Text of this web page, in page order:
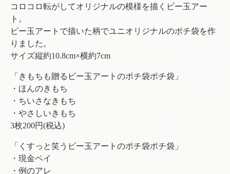
コロコロ転がしてオリジナルの模様を描くビー玉アー
ト。
ビー玉アートで描いた柄でユニオリジナルのポチ袋を作
りました。
サイズ縦約10.8cm×横約7cm
「きもちも贈るビー玉アートのポチ袋ポチ袋」
・ほんのきもち
・ちいさなきもち
・やさしいきもち
3枚200円(税込)
「くすっと笑うビー玉アートのポチ袋ポチ袋」
・現金ペイ
・例のアレ